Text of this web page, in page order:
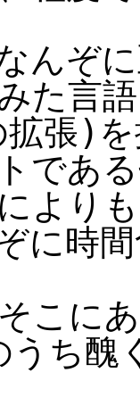
んぞ
た言
張)を
であ
より
ぞに時
こに
ち醜